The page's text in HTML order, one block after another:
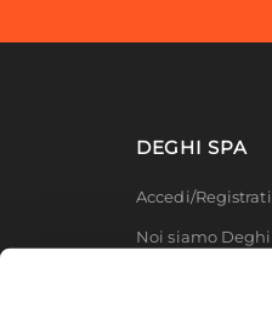
DEGHI SPA
Accedi/Registrati
Noi siamo Deghi